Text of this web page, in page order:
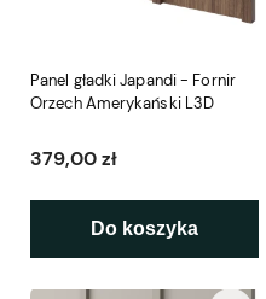
Panel gładki Japandi - Fornir
Orzech Amerykański L3D
379,00 zł
Do koszyka